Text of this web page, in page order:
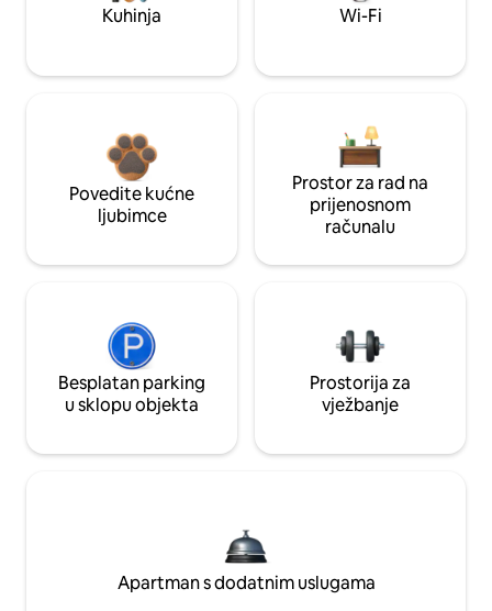
Kuhinja Wi-Fi
Povedite kućne
ljubimce
Prostor za rad na
prijenosnom
računalu
Besplatan parking
u sklopu objekta
Prostorija za
vježbanje
Apartman s dodatnim uslugama